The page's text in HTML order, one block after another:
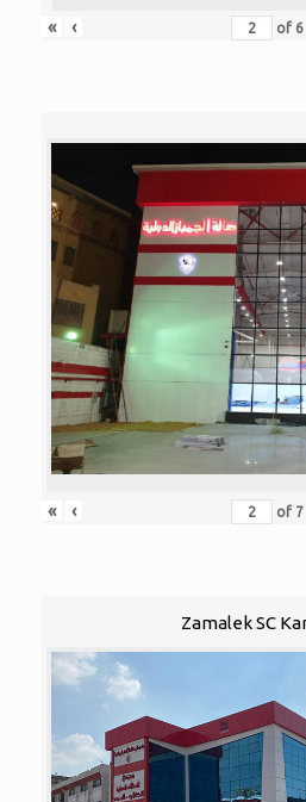
«
‹ of 6
« ‹ of 7
Zamalek SC